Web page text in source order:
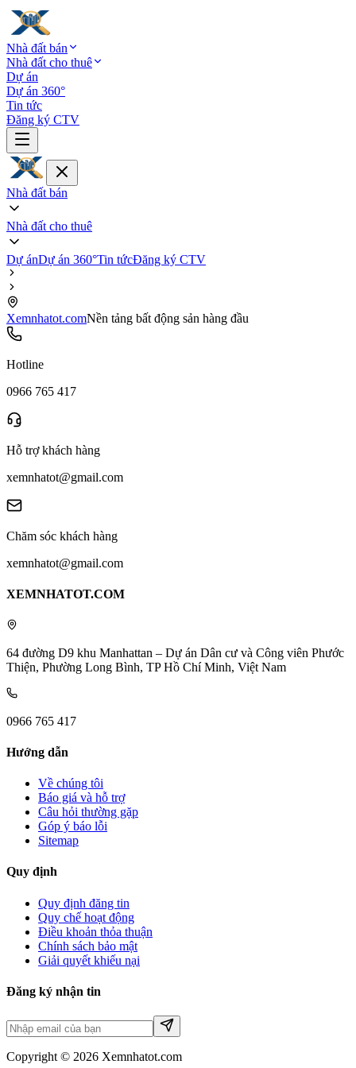
Nhà đất bán
Nhà đất cho thuê
Dự án
Dự án 360°
Tin tức
Đăng ký CTV
Nhà đất bán
Nhà đất cho thuê
Dự ánDự án 360°Tin tứcĐăng ký CTV
Xemnhatot.comNền tảng bất động sản hàng đầu
Hotline
0966 765 417
Hỗ trợ khách hàng
xemnhatot@gmail.com
Chăm sóc khách hàng
xemnhatot@gmail.com
XEMNHATOT.COM
64 đường D9 khu Manhattan – Dự án Dân cư và Công viên Phước
Thiện, Phường Long Bình, TP Hồ Chí Minh, Việt Nam
0966 765 417
Hướng dẫn
Về chúng tôi
Báo giá và hỗ trợ
Câu hỏi thường gặp
Góp ý báo lỗi
Sitemap
Quy định
Quy định đăng tin
Quy chế hoạt động
Điều khoản thỏa thuận
Chính sách bảo mật
Giải quyết khiếu nại
Đăng ký nhận tin
Copyright © 2026 Xemnhatot.com